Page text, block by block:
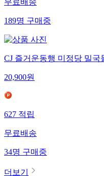
무료배송
189명구매중
CJ 즐거운동행 미정당 밀국
20,900원
627적립
무료배송
34명구매중